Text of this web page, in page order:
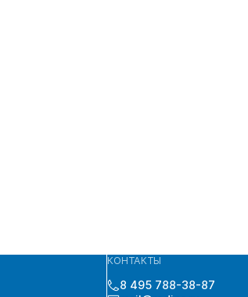
КОНТАКТЫ
8 495 788-38-87